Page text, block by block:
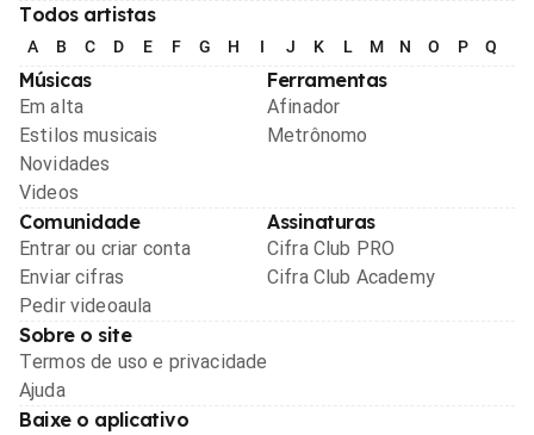
Todos artistas
A B C D E F G H I J K L M N O P Q
Músicas
Em alta
Estilos musicais
Novidades
Videos
Ferramentas
Afinador
Metrônomo
Comunidade
Entrar ou criar conta
Enviar cifras
Pedir videoaula
Assinaturas
Cifra Club PRO
Cifra Club Academy
Sobre o site
Termos de uso e privacidade
Ajuda
Baixe o aplicativo